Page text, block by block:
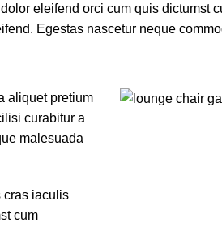
eleifend orci cum quis dictumst
Egestas nascetur neque
aliquet pretium
curabitur a
malesuada
cras iaculis
cum